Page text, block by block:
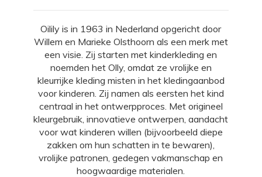
Oilily is in 1963 in Nederland opgericht door
Willem en Marieke Olsthoorn als een merk met
een visie. Zij starten met kinderkleding en
noemden het Olly, omdat ze vrolijke en
kleurrijke kleding misten in het kledingaanbod
voor kinderen. Zij namen als eersten het kind
centraal in het ontwerpproces. Met origineel
kleurgebruik, innovatieve ontwerpen, aandacht
voor wat kinderen willen (bijvoorbeeld diepe
zakken om hun schatten in te bewaren),
vrolijke patronen, gedegen vakmanschap en
hoogwaardige materialen.